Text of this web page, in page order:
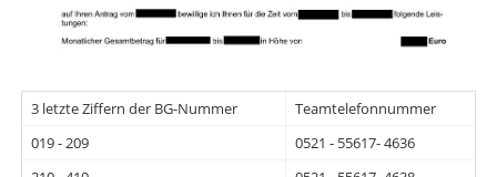
3 letzte Ziffern der BG-Nummer
Teamtelefonnummer
019 - 209
0521 - 55617- 4636